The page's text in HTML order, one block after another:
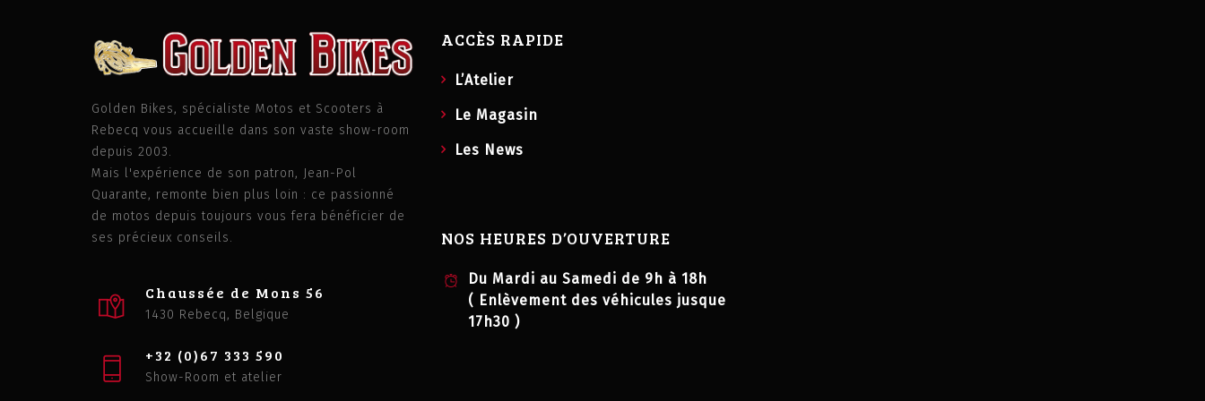
Golden Bikes, spécialiste Motos et Scooters à
Rebecq vous accueille dans son vaste show-room
depuis 2003.
Mais l'expérience de son patron, Jean-Pol
Quarante, remonte bien plus loin : ce passionné
de motos depuis toujours vous fera bénéficier de
ses précieux conseils.
Chaussée de Mons 56
1430 Rebecq, Belgique
+32 (0)67 333 590
Show-Room et atelier
ACCÈS RAPIDE
L’Atelier
Le Magasin
Les News
NOS HEURES D’OUVERTURE
Du Mardi au Samedi de 9h à 18h
( Enlèvement des véhicules jusque
17h30 )